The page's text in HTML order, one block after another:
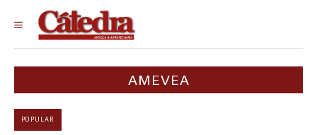
AMEVEA
POPULAR